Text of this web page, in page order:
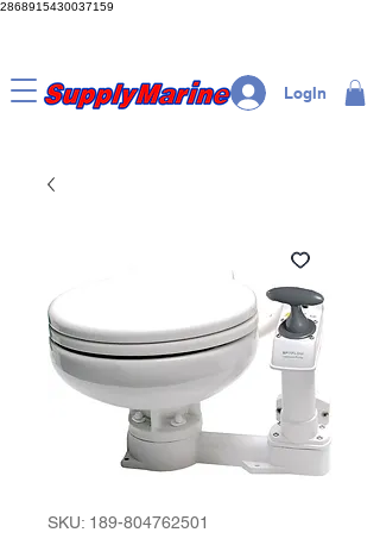
2868915430037159
LogIn
SKU: 189-804762501